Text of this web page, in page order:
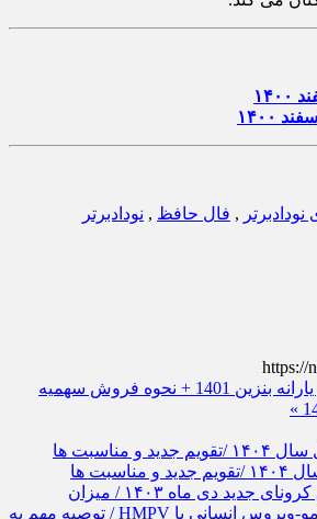
, فال حافظ , نودادبرتر
https://
ها